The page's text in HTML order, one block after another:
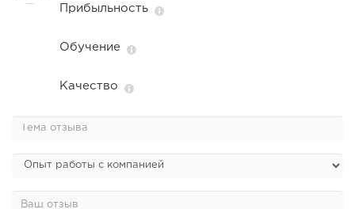
Прибыльность
Обучение
Качество